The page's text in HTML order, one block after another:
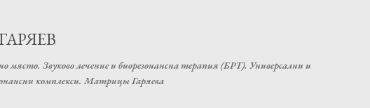
място. Звуково лечение и биорезонансна терапия (БРТ). Универсални и
комплекси. Матрицы Гаряева